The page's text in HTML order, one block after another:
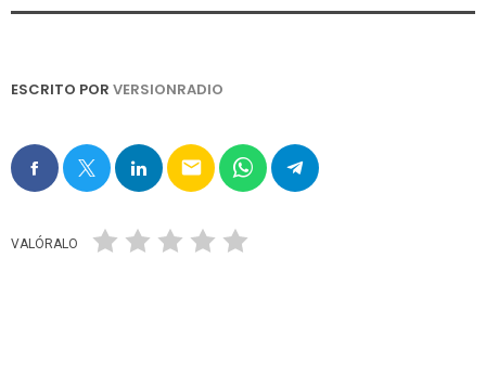
ESCRITO POR VERSIONRADIO
email
VALÓRALO